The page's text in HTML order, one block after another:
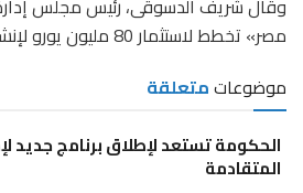
وقال شريف الدسوقى، رئيس مجلس
مصر» تخطط لاستثمار 80 مليون يورو لإنشاء مصنع جديد فى مصر.
موضوعاتمتعلقة
الحكومة تستعد لإطلاق برنامج جديد
المتقادمة